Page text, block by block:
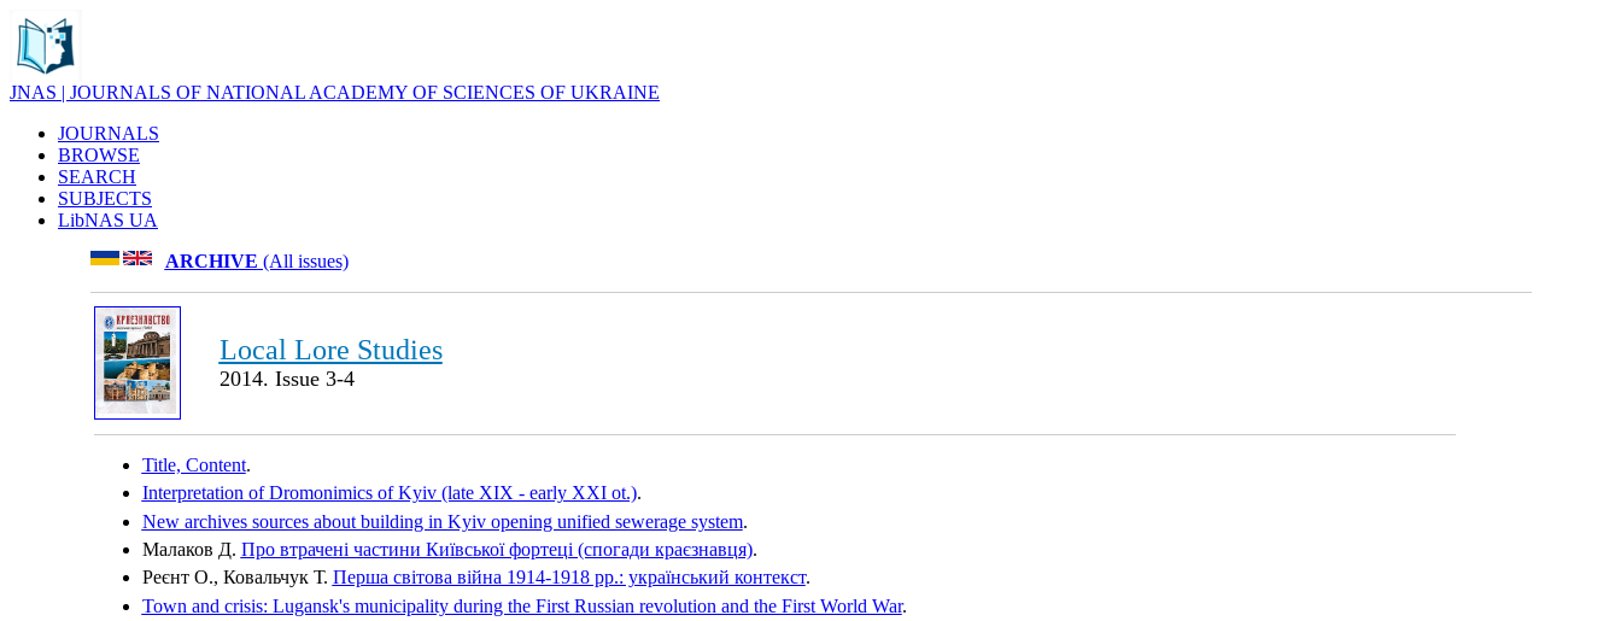
JNAS | JOURNALS OF NATIONAL ACADEMY OF SCIENCES OF UKRAINE
JOURNALS
BROWSE
SEARCH
SUBJECTS
LibNAS UA
ARCHIVE (All issues)
Local Lore Studies
2014. Issue 3-4
Title, Content.
Interpretation of Dromonimics of Kyiv (late XIX - early XXI ot.).
New archives sources about building in Kyiv opening unified sewerage system.
Малаков Д. Про втрачені частини Київської фортеці (спогади краєзнавця).
Реєнт О., Ковальчук Т. Перша світова війна 1914-1918 рр.: український контекст.
Town and crisis: Lugansk's municipality during the First Russian revolution and the First World War.